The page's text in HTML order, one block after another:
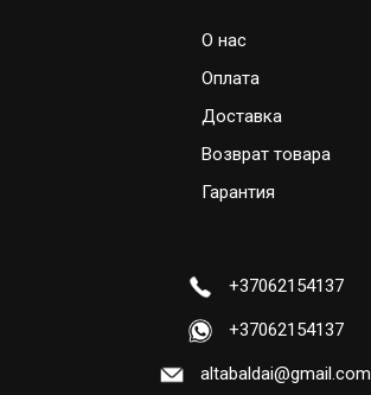
О нас
Оплата
Доставка
Возврат товара
Гарантия
+37062154137
+37062154137
altabaldai@gmail.com